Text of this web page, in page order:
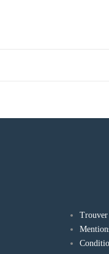
Trouver